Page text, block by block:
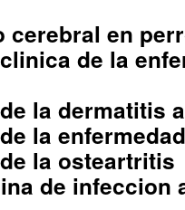
cerebral en
de la
la dermatitis
la
la osteartritis
de infeccion